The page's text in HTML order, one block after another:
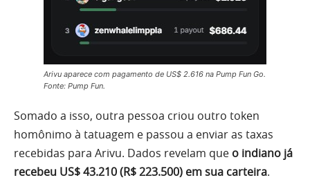
Arivu aparece com pagamento de US$ 2.616 na Pump Fun Go.
Fonte: Pump Fun.
Somado a isso, outra pessoa criou outro token
homônimo à tatuagem e passou a enviar as taxas
recebidas para Arivu. Dados revelam que o indiano já
recebeu US$ 43.210 (R$ 223.500) em sua carteira.